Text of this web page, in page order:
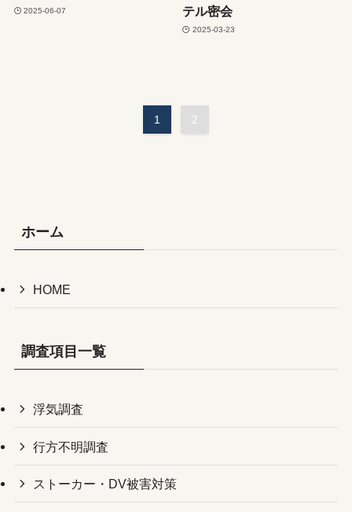
2025-06-07
テル密会
2025-03-23
1 2
ホーム
HOME
調査項目一覧
浮気調査
行方不明調査
ストーカー・DV被害対策